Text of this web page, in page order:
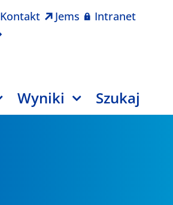
Kontakt Jems Intranet
Wyniki Szukaj